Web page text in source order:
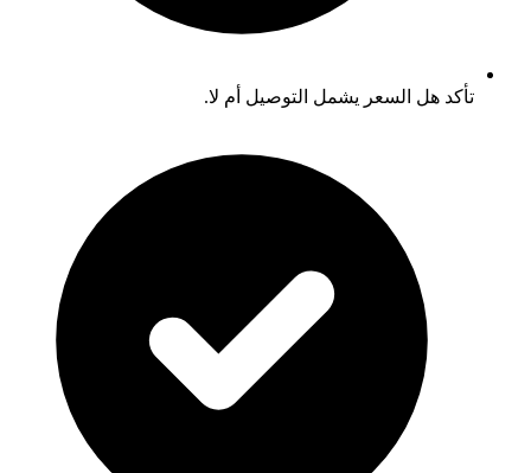
تأكد هل السعر يشمل التوصيل أم لا.